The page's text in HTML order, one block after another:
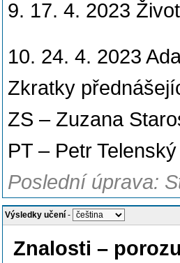
9. 17. 4. 2023
10. 24. 4. 2023
Zkratky
ZS – Zuzana
PT – Petr Telenský
Poslední úprava:
Výsledky učení -
Znalosti –